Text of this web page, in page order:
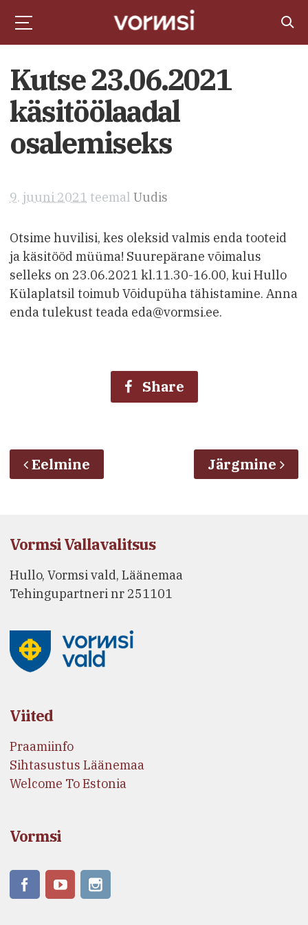
Kutse 23.06.2021
käsitöölaadal
osalemiseks
9. juuni 2021 teemal Uudis
Otsime huvilisi, kes oleksid valmis enda tooteid
ja käsitööd müüma! Suurepärane võimalus
selleks on 23.06.2021 kl.11.30-16.00, kui Hullo
Külaplatsil toimub Võidupüha tähistamine. Anna
enda tulekust teada eda@vormsi.ee.
Share
Eelmine Järgmine
Vormsi Vallavalitsus
Hullo, Vormsi vald, Läänemaa
Tehingupartneri nr 251101
Viited
Praamiinfo
Sihtasustus Läänemaa
Welcome To Estonia
Vormsi